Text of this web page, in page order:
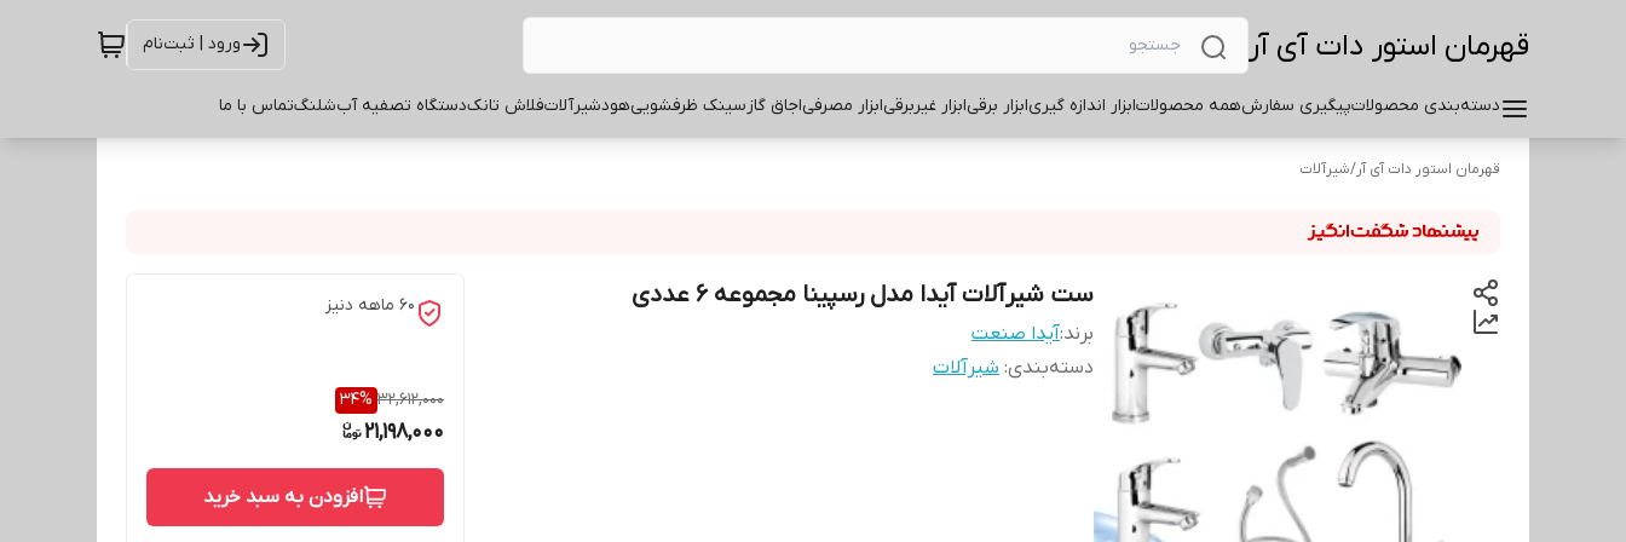
قهرمان استور دات آی آر ورود | ثبت‌نام
دسته‌بندی محصولاتپیگیری سفارشهمه محصولاتابزار اندازه گیریابزار برقیابزار غیربرقیابزار مصرفیاجاق گازسینک ظرفشوییهودشیرآلاتفلاش تانکدستگاه تصفیه آبشلنگتماس با ما
قهرمان استور دات آی آر/شیرآلات
ست شیرآلات آیدا مدل رسپینا مجموعه 6 عددی
برند:آیدا صنعت
دسته‌بندی: شیرآلات
60 ماهه دنیز
32,612,000
34%
21,198,000
افزودن به سبد خرید